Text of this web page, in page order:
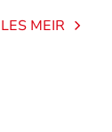
LES MEIR